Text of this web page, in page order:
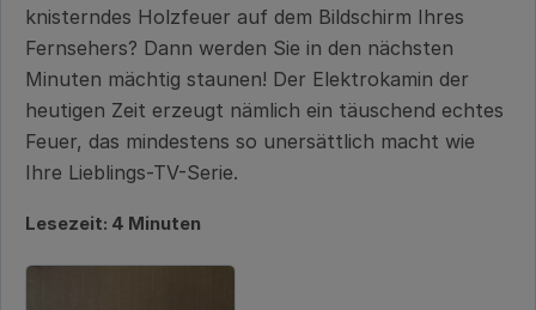
knisterndes Holzfeuer auf dem Bildschirm Ihres
Fernsehers? Dann werden Sie in den nächsten
Minuten mächtig staunen! Der Elektrokamin der
heutigen Zeit erzeugt nämlich ein täuschend echtes
Feuer, das mindestens so unersättlich macht wie
Ihre Lieblings-TV-Serie.
Lesezeit: 4 Minuten